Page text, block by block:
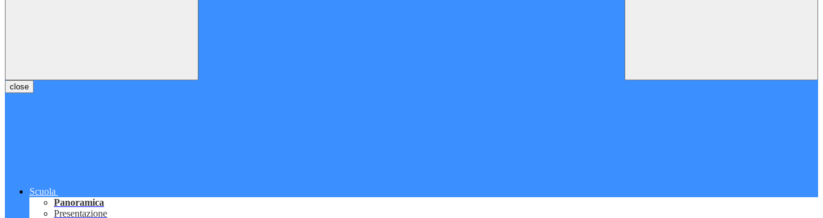
close
Scuola
Panoramica
Presentazione